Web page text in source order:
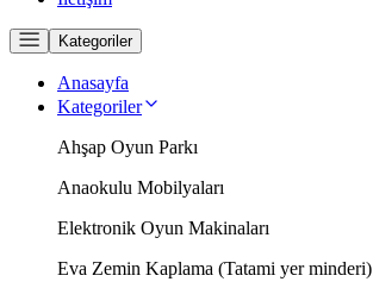
Kategoriler
Anasayfa
Kategoriler
Ahşap Oyun Parkı
Anaokulu Mobilyaları
Elektronik Oyun Makinaları
Eva Zemin Kaplama (Tatami yer minderi)